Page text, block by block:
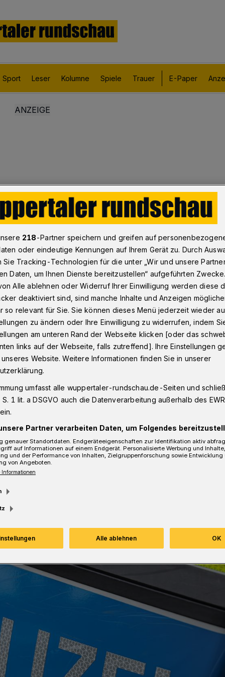
Sport Leser Kolumne Spiele Trauer E-Paper
- Oberbarmen Fahndung nach schwarzem Kompaktwagen
schwarzem
am Freitagabend (27. Februar 2026)
in Wuppertal sucht die Polizei nach
218-Partner speichern und greifen auf
oder eindeutige Kennungen auf Ihrem Gerät zu. Durch
Sie Tracking-Technologien für die unter „Wir und unsere
Daten, um Ihnen Dienste bereitzustellen“ aufgeführten
Alle ablehnen oder Widerruf Ihrer Einwilligung werden diese
deaktiviert sind, sind manche Inhalte und Anzeigen
so relevant für Sie. Sie können dieses Menü jederzeit wieder
zu ändern oder Ihre Einwilligung zu widerrufen, indem
am unteren Rand der Webseite klicken [oder das
links auf der Webseite, falls zutreffend]. Ihre Einstellungen
Website. Weitere Informationen finden Sie in unserer
umfasst alle wuppertaler-rundschau.de-Seiten und
1 lit. a DSGVO auch die Datenverarbeitung außerhalb des
Partner verarbeiten Daten, um Folgendes
genauer Standortdaten. Endgeräteeigenschaften zur Identifikation aktiv
auf Informationen auf einem Endgerät. Personalisierte Werbung und
und der Performance von Inhalten, Zielgruppenforschung sowie Entwicklung
von Angeboten.
Alle ablehnen OK